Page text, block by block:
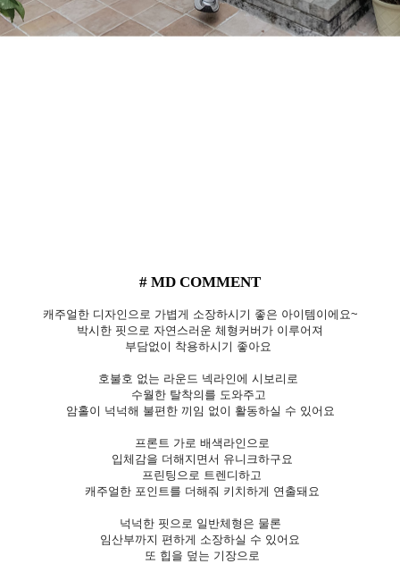
# MD COMMENT
캐주얼한 디자인으로 가볍게 소장하시기 좋은 아이템이에요~
박시한 핏으로 자연스러운 체형커버가 이루어져
부담없이 착용하시기 좋아요
호불호 없는 라운드 넥라인에 시보리로
수월한 탈착의를 도와주고
암홀이 넉넉해 불편한 끼임 없이 활동하실 수 있어요
프론트 가로 배색라인으로
입체감을 더해지면서 유니크하구요
프린팅으로 트렌디하고
캐주얼한 포인트를 더해줘 키치하게 연출돼요
넉넉한 핏으로 일반체형은 물론
임산부까지 편하게 소장하실 수 있어요
또 힙을 덮는 기장으로